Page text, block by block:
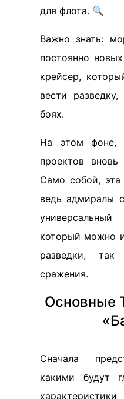
для флота. 🔍
Важно знать:
постоянно
крейсер,
вести
боях.
На этом фоне,
проектов
Само собой,
ведь адмиралы
который можно
разведки,
сражения.
Основные
Сначала
какими будут